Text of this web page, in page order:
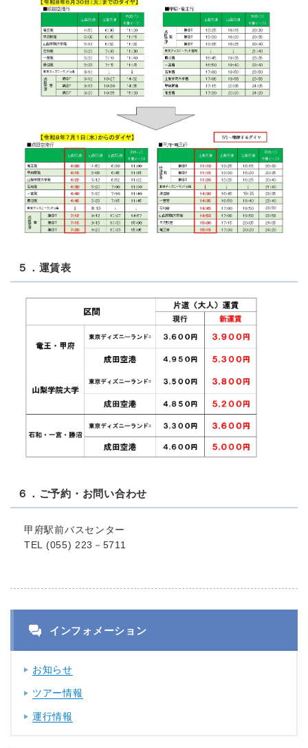
５．運賃表
６．ご予約・お問い合わせ
甲府駅前バスセンター
TEL (055) 223－5711
インフォメーション
お知らせ
ツアー情報
運行情報